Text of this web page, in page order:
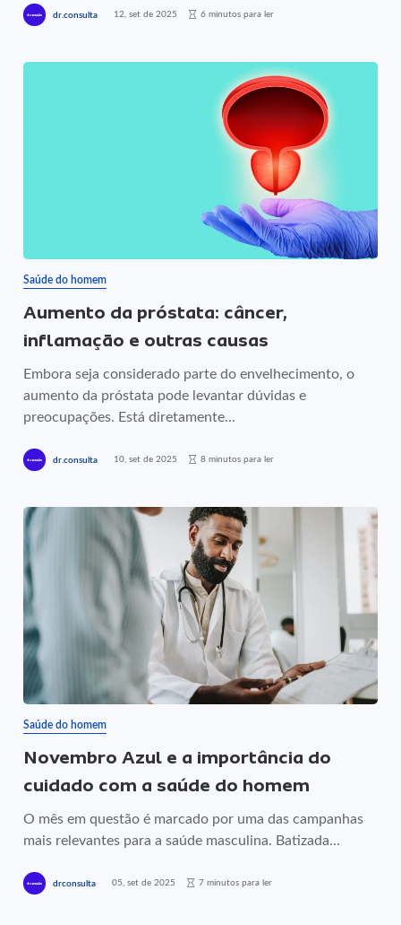
dr.consulta 12, set de 2025 6 minutos para ler
Saúde do homem
Aumento da próstata: câncer,
inflamação e outras causas
Embora seja considerado parte do envelhecimento, o
aumento da próstata pode levantar dúvidas e
preocupações. Está diretamente...
dr.consulta 10, set de 2025 8 minutos para ler
Saúde do homem
Novembro Azul e a importância do
cuidado com a saúde do homem
O mês em questão é marcado por uma das campanhas
mais relevantes para a saúde masculina. Batizada...
drconsulta 05, set de 2025 7 minutos para ler